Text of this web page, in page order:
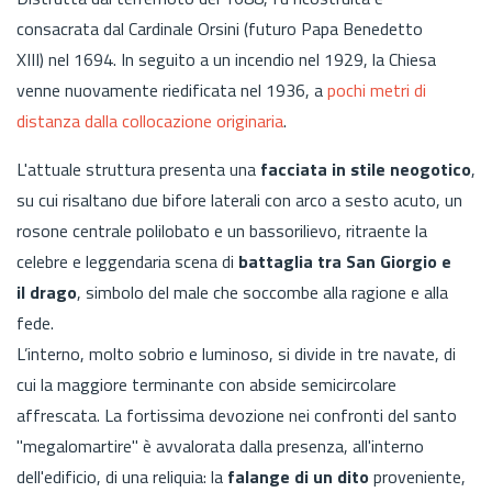
consacrata dal Cardinale Orsini (futuro Papa Benedetto
XIII) nel 1694. In seguito a un incendio nel 1929, la Chiesa
venne nuovamente riedificata nel 1936, apochi metri di
distanza dalla collocazione originaria.
L'attuale struttura presenta una facciata in stile neogotico,
su cui risaltano due bifore laterali con arco a sesto acuto, un
rosone centrale polilobato e un bassorilievo, ritraente la
celebre e leggendaria scena di battaglia tra San Giorgio e
il drago, simbolo del male che soccombe alla ragione e alla
fede.
L’interno, molto sobrio e luminoso, si divide in tre navate, di
cui la maggiore terminante con abside semicircolare
affrescata. La fortissima devozione nei confronti del santo
"megalomartire" è avvalorata dalla presenza, all'interno
dell'edificio, di una reliquia: la falange di un ditoproveniente,